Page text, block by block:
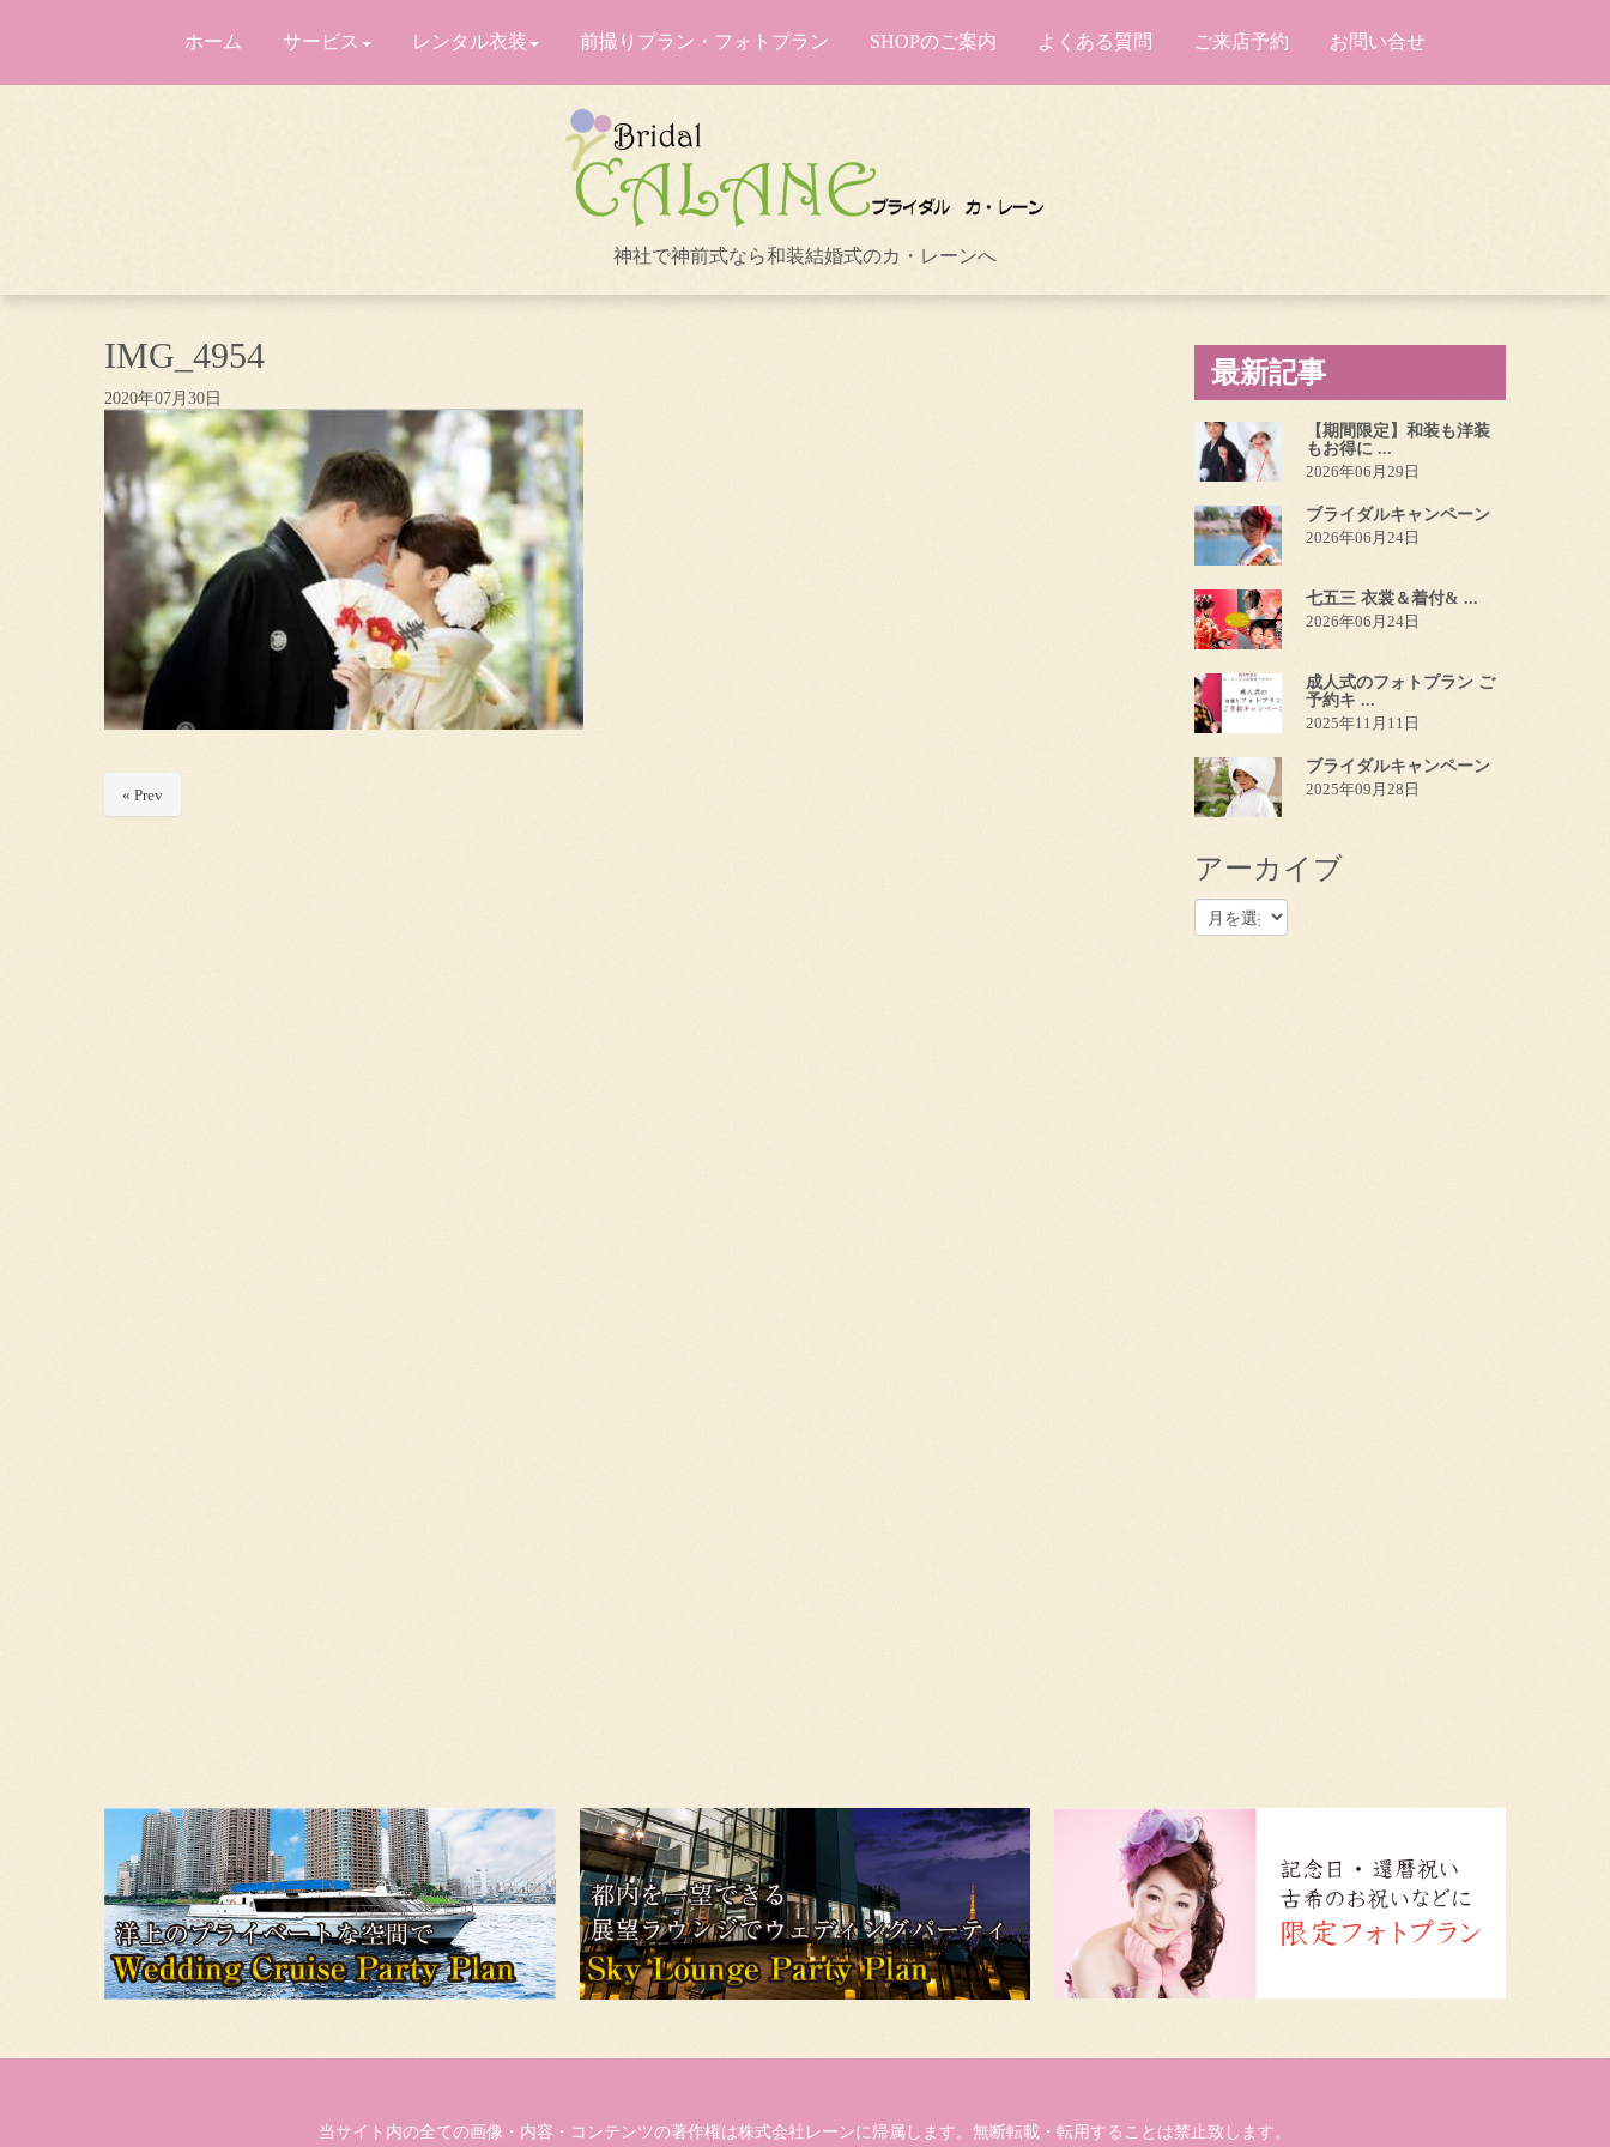
ホーム サービス レンタル衣装 前撮りプラン・フォトプラン SHOPのご案内 よくある質問 ご来店予約 お問い合せ
神社で神前式なら和装結婚式のカ・レーンへ
IMG_4954
2020年07月30日
« Prev
最新記事
【期間限定】和装も洋装
もお得に ...
2026年06月29日
ブライダルキャンペーン
2026年06月24日
七五三 衣裳＆着付& ...
2026年06月24日
成人式のフォトプラン ご
予約キ ...
2025年11月11日
ブライダルキャンペーン
2025年09月28日
アーカイブ
当サイト内の全ての画像・内容・コンテンツの著作権は株式会社レーンに帰属します。無断転載・転用することは禁止致します。